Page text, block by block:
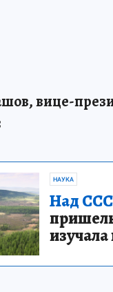
вице-
НАУКА
Над